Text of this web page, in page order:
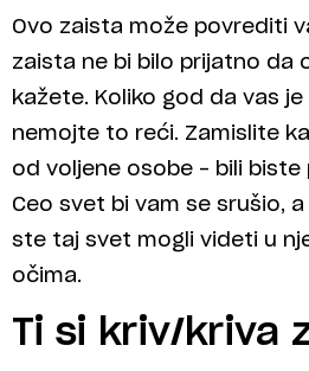
Ovo zaista može povrediti
zaista ne bi bilo prijatno da
kažete. Koliko god da vas
nemojte to reći. Zamislite
od voljene osobe – bili biste
Ceo svet bi vam se srušio,
ste taj svet mogli videti u
očima.
Ti si kriv/kriva